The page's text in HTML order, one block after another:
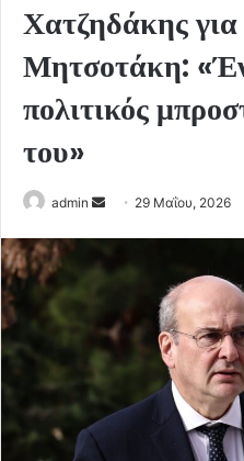
Χατζηδάκης
Μητσοτάκη:
πολιτικός
του»
admin
Send 29 Μαΐου, 2026